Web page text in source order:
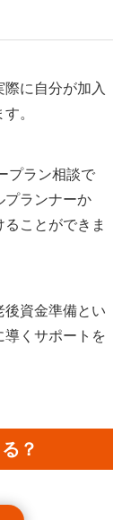
に自分が加入
。
プラン相談で
プランナーか
ことができま
後資金準備とい
導くサポートを
？